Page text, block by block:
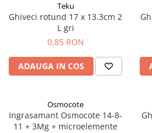
Porumb dulce
Spanac
Varza
Teku
Ghiveci rotund 17 x 13.3cm 2
L gri
0,85 RON
ADAUGA IN COS
Osmocote
Ingrasamant Osmocote 14-8-
11 + 3Mg + microelemente